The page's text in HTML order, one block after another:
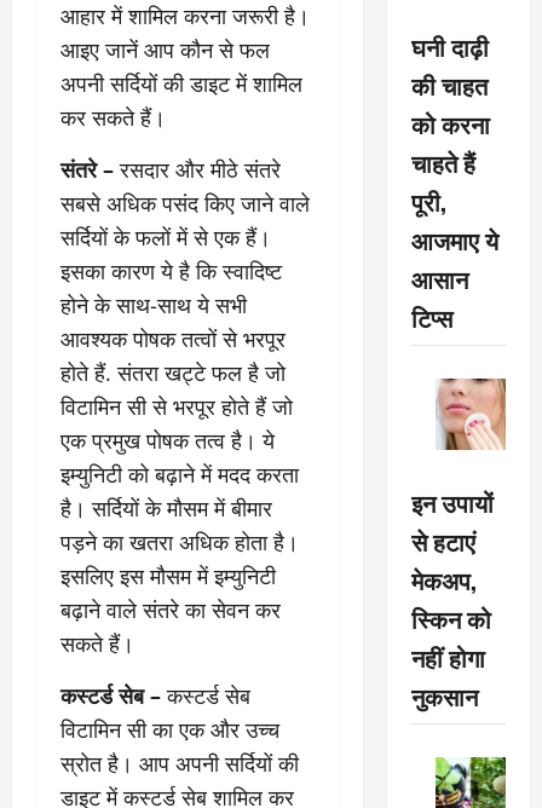
आहार में शामिल करना जरूरी है।
आइए जानें आप कौन से फल
अपनी सर्दियों की डाइट में शामिल
कर सकते हैं।
संतरे –रसदार और मीठे संतरे
सबसे अधिक पसंद किए जाने वाले
सर्दियों के फलों में से एक हैं।
इसका कारण ये है कि स्वादिष्ट
होने के साथ-साथ ये सभी
आवश्यक पोषक तत्वों से भरपूर
होते हैं. संतरा खट्टे फल है जो
विटामिन सी से भरपूर होते हैं जो
एक प्रमुख पोषक तत्व है। ये
इम्युनिटी को बढ़ाने में मदद करता
है। सर्दियों के मौसम में बीमार
पड़ने का खतरा अधिक होता है।
इसलिए इस मौसम में इम्युनिटी
बढ़ाने वाले संतरे का सेवन कर
सकते हैं।
कस्टर्ड सेब –कस्टर्ड सेब
विटामिन सी का एक और उच्च
स्रोत है। आप अपनी सर्दियों की
डाइट में कस्टर्ड सेब शामिल कर
घनी दाढ़ी
की चाहत
को करना
चाहते हैं
पूरी,
आजमाए ये
आसान
टिप्स
इन उपायों
से हटाएं
मेकअप,
स्किन को
नहीं होगा
नुकसान